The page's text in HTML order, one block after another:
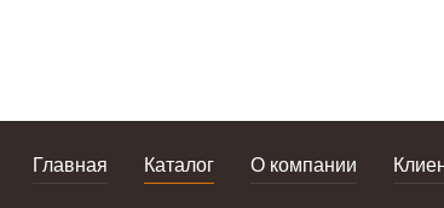
Главная Каталог О компании